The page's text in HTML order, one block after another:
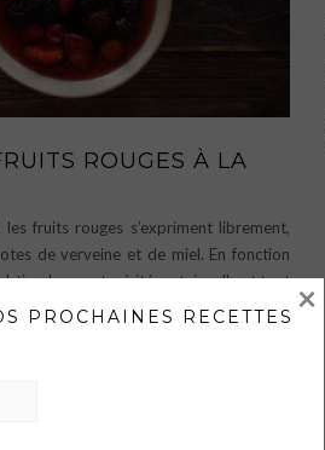
ROUGES À LA
fruits rouges s’expriment librement,
de verveine et de miel. En fonction
une typicité certaine. Il est tout
varier les fruits : pêches, melon,
PROCHAINES RECETTES ×